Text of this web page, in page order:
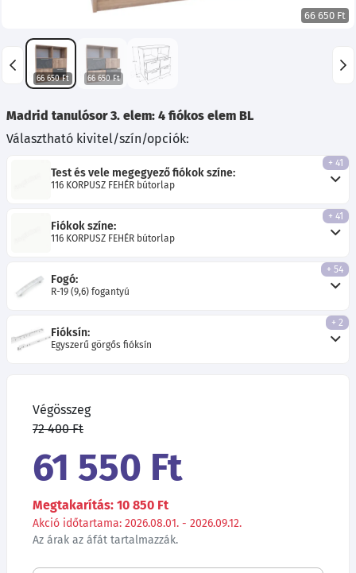
66 650 Ft
66 650 Ft 66 650 Ft
Madrid tanulósor 3. elem: 4 fiókos elem BL
Választható kivitel/szín/opciók:
Test és vele megegyező fiókok színe:
116 KORPUSZ FEHÉR bútorlap
+ 41
Fiókok színe:
116 KORPUSZ FEHÉR bútorlap
+ 41
Fogó:
R-19 (9,6) fogantyú
+ 54
Fióksín:
Egyszerű görgős fióksín
+ 2
Végösszeg
72 400 Ft
61 550 Ft
Megtakarítás: 10 850 Ft
Akció időtartama: 2026.08.01. - 2026.09.12.
Az árak az áfát tartalmazzák.